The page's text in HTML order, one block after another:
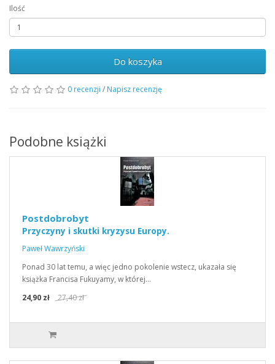
Ilość
Do koszyka
0 recenzji / Napisz recenzję
Podobne książki
Postdobrobyt
Przyczyny i skutki kryzysu Europy.
Paweł Wawrzyński
Ponad 30 lat temu, a więc jedno pokolenie wstecz, ukazała się
książka Francisa Fukuyamy, w której…
24,90 zł
27,40 zł